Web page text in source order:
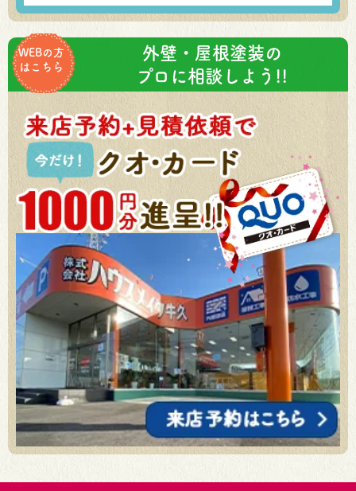
WEBの方
はこちら
外壁・屋根塗装の
プロに相談しよう!!